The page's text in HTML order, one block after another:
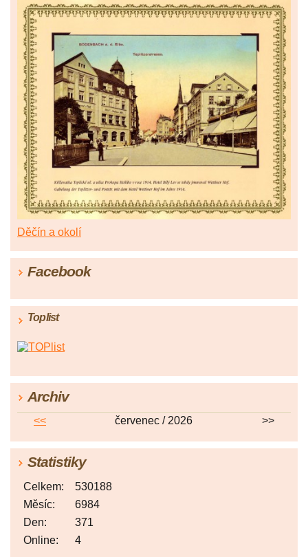
Děčín a okolí
Facebook
Toplist
Archiv
<< červenec / 2026 >>
Statistiky
Online: 4
Celkem:
530188
Měsíc:
6984
Den:
371